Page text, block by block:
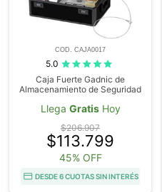
COD. CAJA0017
5.0
Caja Fuerte Gadnic de
Almacenamiento de Seguridad
Llega GratisHoy
$206.907
$113.799
45% OFF
DESDE 6 CUOTAS SIN INTERÉS